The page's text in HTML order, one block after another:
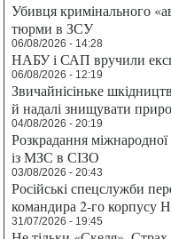
Убивця кримінального
тюрми в ЗСУ
06/08/2026 - 14:28
НАБУ і САП вручили
06/08/2026 - 12:19
Звичайнісіньке
й надалі знищувати
04/08/2026 - 20:19
Розкрадання
із МЗС в СІЗО
03/08/2026 - 20:43
Російські спецслужби
командира 2-го корпусу
31/07/2026 - 19:45